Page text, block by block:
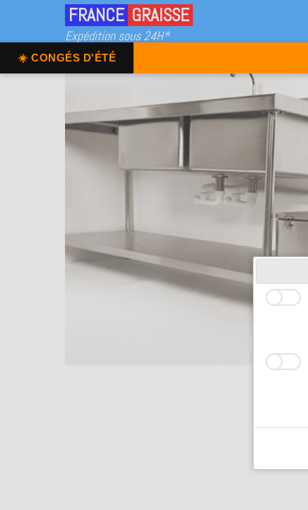
FRANCE GRAISSE
Expédition sous 24H*
☀️ CONGÉS D'ÉTÉ